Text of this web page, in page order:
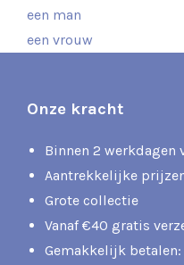
een man
een vrouw
Onze kracht
Binnen 2 werkdagen
Aantrekkelijke
Grote collectie
Vanaf €40 gratis
Gemakkelijk